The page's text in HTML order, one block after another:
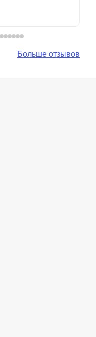
Больше отзывов